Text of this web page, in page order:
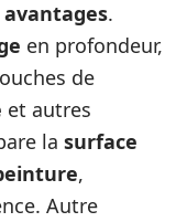
avantages.
en profondeur,
de
et autres
la surface
,
Autre